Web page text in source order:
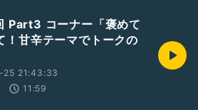
Part3 コーナー「褒めて
！甘辛テーマでトークの
21:43:33
11:59